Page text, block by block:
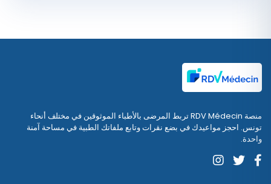
منصة RDV Médecin تربط المرضى بالأطباء الموثوقين في مختلف أنحاء
تونس. احجز مواعيدك في بضع نقرات وتابع ملفاتك الطبية في مساحة آمنة
واحدة.